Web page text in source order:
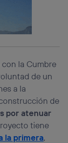
la Cumbre
de un
a la
de
por atenuar
tiene
la primera,
(p. ej., Wi-Fi),
de las
más
en la
seleccionando
página web o